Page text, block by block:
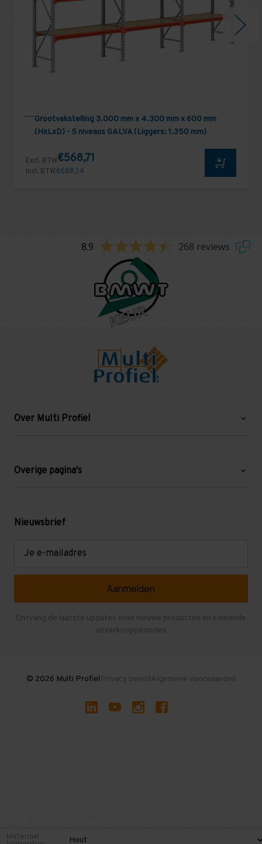
Grootvakstelling 3.000 mm x 4.300 mm x 600 mm
(HxLxD) - 5 niveaus GALVA (Liggers: 1.350 mm)
Excl. BTW€568,71
Incl. BTW€688,14
8.9 268 reviews
Over Multi Profiel
Blog
Levering en afhalen
Overige pagina's
Mezzanine
Gebruikte entresolvloeren
Nieuwsbrief
Ontvang de laatste updates over nieuwe producten en komende
uitverkoopperiodes
© 2026 Multi ProfielPrivacy beleidAlgemene voorwaarden
Materiaal